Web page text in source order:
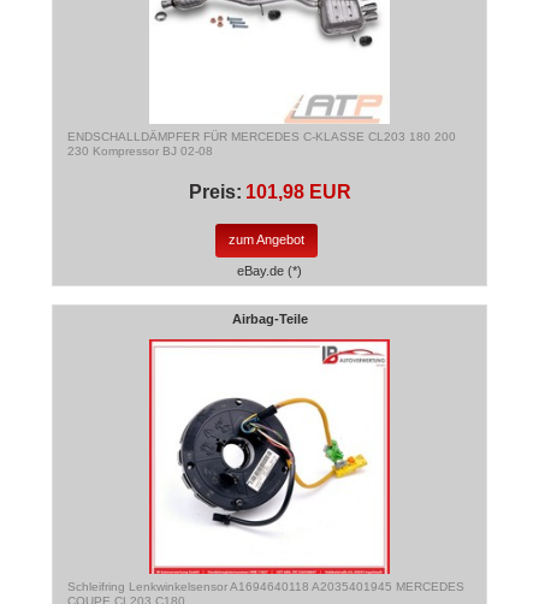
ENDSCHALLDÄMPFER FÜR MERCEDES C-KLASSE CL203 180 200
230 Kompressor BJ 02-08
Preis: 101,98 EUR
zum Angebot
eBay.de (*)
Airbag-Teile
Schleifring Lenkwinkelsensor A1694640118 A2035401945 MERCEDES
COUPE CL203 C180